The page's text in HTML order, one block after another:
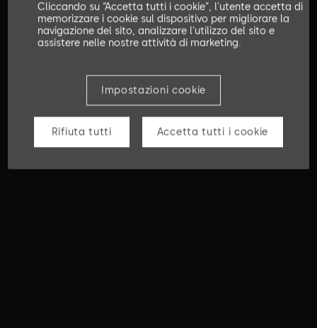
Cliccando su “Accetta tutti i cookie”, l'utente accetta di
memorizzare i cookie sul dispositivo per migliorare la
navigazione del sito, analizzare l'utilizzo del sito e
assistere nelle nostre attività di marketing.
Impostazioni cookie
Rifiuta tutti Accetta tutti i cookie